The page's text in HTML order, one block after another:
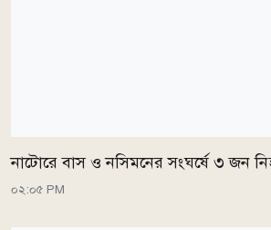
নাটোরে বাস ও নসিমনের সংঘর্ষে ৩ জন
০২:০৫ PM